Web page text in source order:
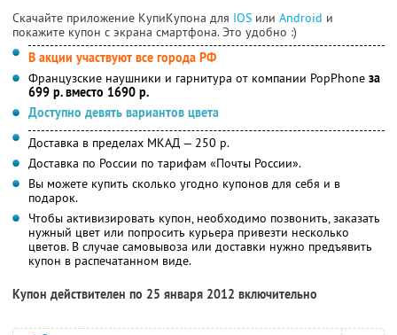
Скачайте приложение КупиКупона для IOS или Android и
покажите купон с экрана смартфона. Это удобно :)
В акции участвуют все города РФ
Французские наушники и гарнитура от компании PopPhone за
699 р. вместо 1690 р.
Доступно девять вариантов цвета
Доставка в пределах МКАД — 250 р.
Доставка по России по тарифам «Почты России».
Вы можете купить сколько угодно купонов для себя и в
подарок.
Чтобы активизировать купон, необходимо позвонить, заказать
нужный цвет или попросить курьера привезти несколько
цветов. В случае самовывоза или доставки нужно предъявить
купон в распечатанном виде.
Купон действителен по 25 января 2012 включительно